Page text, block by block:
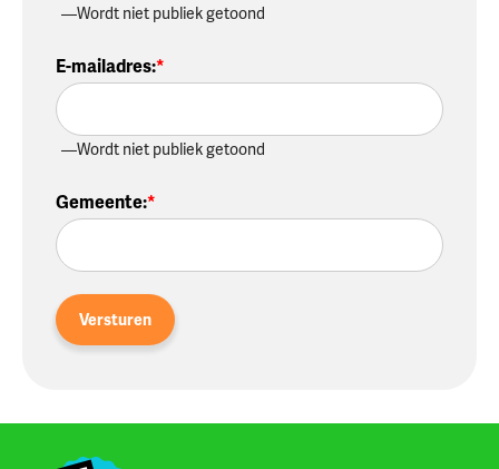
Wordt niet publiek getoond
E-mailadres:
Wordt niet publiek getoond
Gemeente:
Versturen